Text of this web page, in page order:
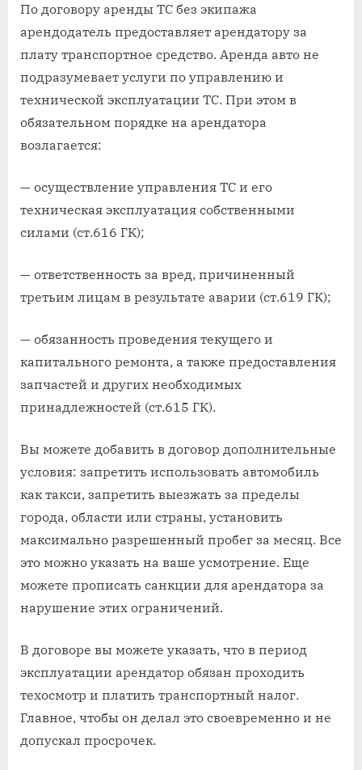
По договору аренды ТС без экипажа
арендодатель предоставляет арендатору за
плату транспортное средство. Аренда авто не
подразумевает услуги по управлению и
технической эксплуатации ТС. При этом в
обязательном порядке на арендатора
возлагается:
— осуществление управления ТС и его
техническая эксплуатация собственными
силами (ст.616 ГК);
— ответственность за вред, причиненный
третьим лицам в результате аварии (ст.619 ГК);
— обязанность проведения текущего и
капитального ремонта, а также предоставления
запчастей и других необходимых
принадлежностей (ст.615 ГК).
Вы можете добавить в договор дополнительные
условия: запретить использовать автомобиль
как такси, запретить выезжать за пределы
города, области или страны, установить
максимально разрешенный пробег за месяц. Все
это можно указать на ваше усмотрение. Еще
можете прописать санкции для арендатора за
нарушение этих ограничений.
В договоре вы можете указать, что в период
эксплуатации арендатор обязан проходить
техосмотр и платить транспортный налог.
Главное, чтобы он делал это своевременно и не
допускал просрочек.